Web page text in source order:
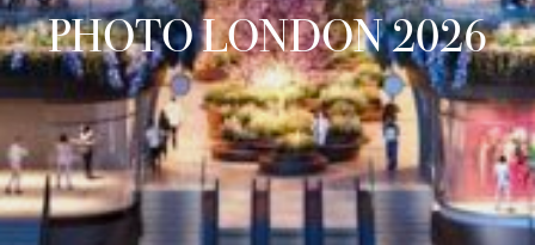
PHOTO LONDON 2026